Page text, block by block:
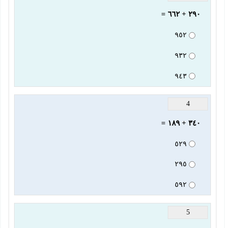
٢٩٠ + ٦٦٢ =
٩٥٢
٩٣٢
٩٤٣
4
٣٤٠ + ١٨٩ =
٥٢٩
٢٩٥
٥٩٢
5